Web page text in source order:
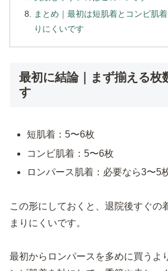
まとめ｜最初は短肌着とコンビ肌
りにくいです
最初に結論｜まず揃える枚
す
短肌着：5〜6枚
コンビ肌着：5〜6枚
ロンパース肌着：必要なら3〜5
この形にしておくと、退院後すぐの
まりにくいです。
最初からロンパースを多めに買うよ